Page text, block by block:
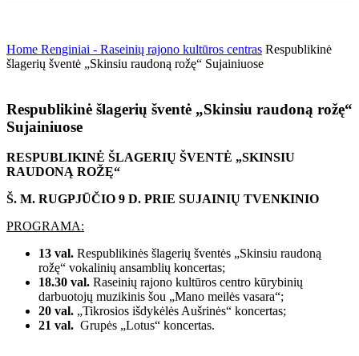
Home Renginiai - Raseinių rajono kultūros centras Respublikinė
šlagerių šventė „Skinsiu raudoną rožę“ Sujainiuose
Respublikinė šlagerių šventė „Skinsiu raudoną rožę“
Sujainiuose
RESPUBLIKINĖ ŠLAGERIŲ ŠVENTĖ „SKINSIU
RAUDONĄ ROŽĘ“
Š. M. RUGPJŪČIO 9 D. PRIE SUJAINIŲ TVENKINIO
PROGRAMA:
13 val. Respublikinės šlagerių šventės „Skinsiu raudoną
rožę“ vokalinių ansamblių koncertas;
18.30 val. Raseinių rajono kultūros centro kūrybinių
darbuotojų muzikinis šou „Mano meilės vasara“;
20 val. „Tikrosios išdykėlės Aušrinės“ koncertas;
21 val. Grupės „Lotus“ koncertas.